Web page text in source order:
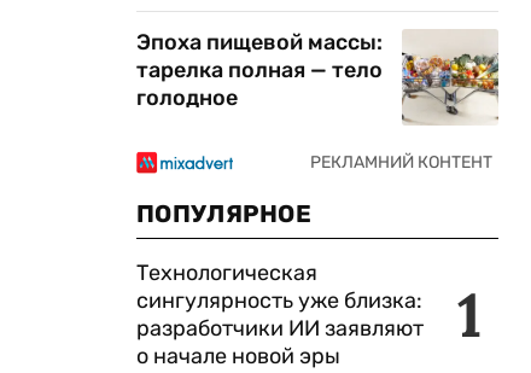
Эпоха пищевой массы:
тарелка полная — тело
голодное
ПОПУЛЯРНОЕ
1
Технологическая
сингулярность уже близка:
разработчики ИИ заявляют
о начале новой эры